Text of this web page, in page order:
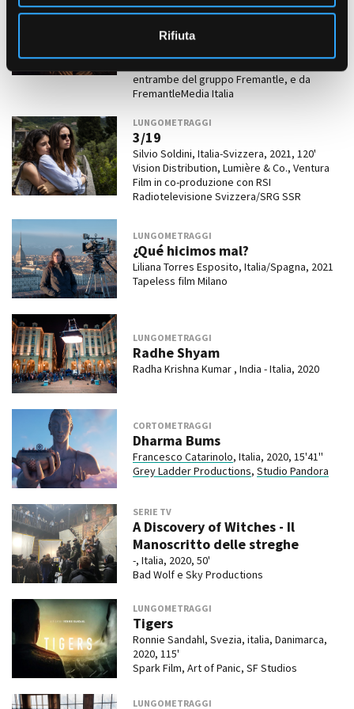
Rifiuta
L’ amica geniale 3 - Storia di chi
fugge
entrambe del gruppo Fremantle, e da
FremantleMedia Italia
LUNGOMETRAGGI
3/19
Silvio Soldini, Italia-Svizzera, 2021, 120'
Vision Distribution, Lumière & Co., Ventura
Film in co-produzione con RSI
Radiotelevisione Svizzera/SRG SSR
LUNGOMETRAGGI
¿Qué hicimos mal?
Liliana Torres Esposito, Italia/Spagna, 2021
Tapeless film Milano
LUNGOMETRAGGI
Radhe Shyam
Radha Krishna Kumar , India - Italia, 2020
CORTOMETRAGGI
Dharma Bums
Francesco Catarinolo, Italia, 2020, 15'41''
Grey Ladder Productions, Studio Pandora
SERIE TV
A Discovery of Witches - Il
Manoscritto delle streghe
-, Italia, 2020, 50'
Bad Wolf e Sky Productions
LUNGOMETRAGGI
Tigers
Ronnie Sandahl, Svezia, italia, Danimarca,
2020, 115'
Spark Film, Art of Panic, SF Studios
LUNGOMETRAGGI